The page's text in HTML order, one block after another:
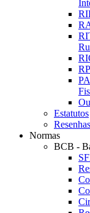
Estatutos
Normas
BCB -